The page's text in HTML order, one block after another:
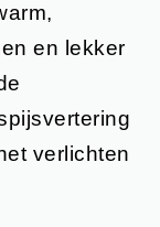
en lekker
verlichten